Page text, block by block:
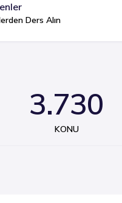
Ders Alın
3.730
KONU